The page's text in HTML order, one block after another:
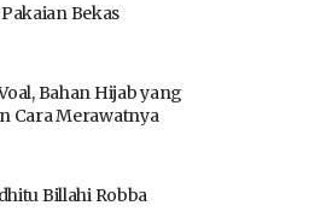
Bekas
Bahan Hijab yang
Cara Merawatnya
Billahi Robba